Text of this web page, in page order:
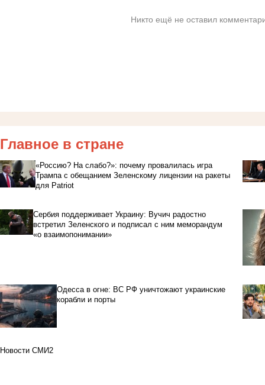
Никто ещё не оставил
Главное в стране
«Россию? На слабо?»: почему провалилась игра
Трампа с обещанием Зеленскому лицензии на ракеты
для Patriot
Сербия поддерживает Украину: Вучич радостно
встретил Зеленского и подписал с ним меморандум
«о взаимопонимании»
Одесса в огне: ВС РФ уничтожают украинские
корабли и порты
Новости СМИ2